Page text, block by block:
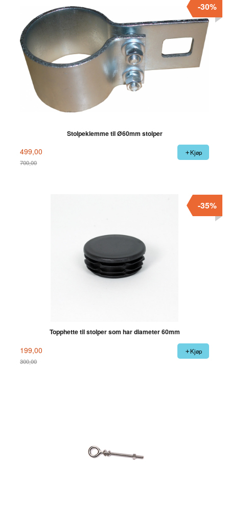
Stolpeklemme til Ø60mm stolper
499,00
700,00
-30%
Kjøp
Topphette til stolper som har diameter 60mm
199,00
300,00
-35%
Kjøp